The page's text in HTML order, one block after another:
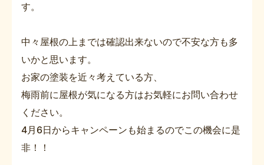
す。
中々屋根の上までは確認出来ないので不安な方も多
いかと思います。
お家の塗装を近々考えている方、
梅雨前に屋根が気になる方はお気軽にお問い合わせ
ください。
4月6日からキャンペーンも始まるのでこの機会に是
非！！